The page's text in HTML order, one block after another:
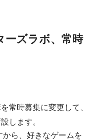
ーズラボ、常時
常時募集に変更して、
します。
から、好きなゲームを